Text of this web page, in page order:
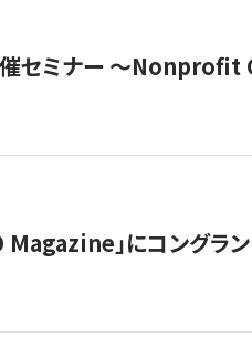
セミナー 〜
」にコングラ